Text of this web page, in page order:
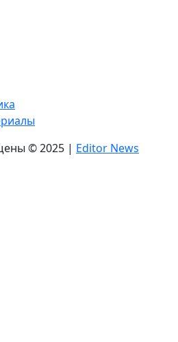
© 2025 | Editor News